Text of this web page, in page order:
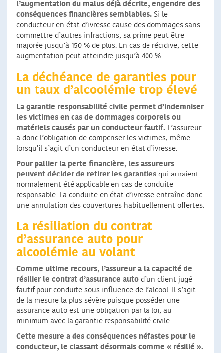
l’augmentation du malus déjà décrite, engendre des
conséquences financières semblables. Si le
conducteur en état d’ivresse cause des dommages sans
commettre d’autres infractions, sa prime peut être
majorée jusqu’à 150 % de plus. En cas de récidive, cette
augmentation peut atteindre jusqu’à 400 %.
La déchéance de garanties pour
un taux d’alcoolémie trop élevé
La garantie responsabilité civile permet d’indemniser
les victimes en cas de dommages corporels ou
matériels causés par un conducteur fautif. L’assureur
a donc l’obligation de compenser les victimes, même
lorsqu’il s’agit d’un conducteur en état d’ivresse.
Pour pallier la perte financière, les assureurs
peuvent décider de retirer les garanties qui auraient
normalement été applicable en cas de conduite
responsable. La conduite en état d’ivresse entraîne donc
une annulation des couvertures habituellement offertes.
La résiliation du contrat
d’assurance auto pour
alcoolémie au volant
Comme ultime recours, l’assureur a la capacité de
résilier le contrat d’assurance auto d’un client jugé
fautif pour conduite sous influence de l’alcool. Il s’agit
de la mesure la plus sévère puisque posséder une
assurance auto est une obligation par la loi, au
minimum avec la garantie responsabilité civile.
Cette mesure a des conséquences néfastes pour le
conducteur, le classant désormais comme « résilié ».